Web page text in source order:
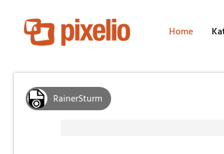
Home
RainerSturm